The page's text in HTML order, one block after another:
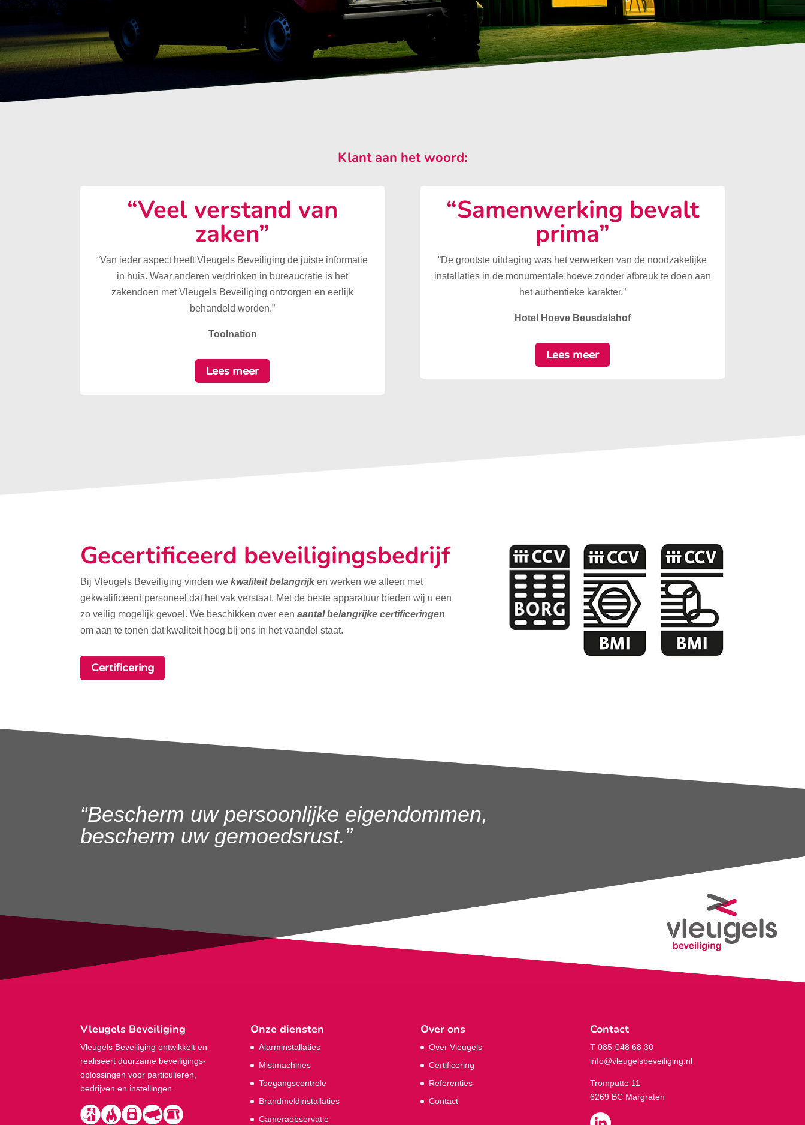
Klant aan het woord:
“Veel verstand van
zaken”
“Van ieder aspect heeft Vleugels Beveiliging de juiste informatie
in huis. Waar anderen verdrinken in bureaucratie is het
zakendoen met Vleugels Beveiliging ontzorgen en eerlijk
behandeld worden.”
Toolnation
Lees meer
“Samenwerking bevalt
prima”
“De grootste uitdaging was het verwerken van de noodzakelijke
installaties in de monumentale hoeve zonder afbreuk te doen aan
het authentieke karakter.”
Hotel Hoeve Beusdalshof
Lees meer
Gecertificeerd beveiligingsbedrijf
Bij Vleugels Beveiliging vinden wekwaliteit belangrijk en werken we alleen met
gekwalificeerd personeel dat het vak verstaat. Met de beste apparatuur bieden wij u een
zo veilig mogelijk gevoel. We beschikken over eenaantal belangrijke certificeringen
om aan te tonen dat kwaliteit hoog bij ons in het vaandel staat.
Certificering
“Bescherm uw persoonlijke eigendommen,
bescherm uw gemoedsrust.”
Vleugels Beveiliging
Vleugels Beveiliging ontwikkelt en
realiseert duurzame beveiligings­
oplossingen voor particulieren,
bedrijven en instellingen.
Onze diensten
Alarminstallaties
Mistmachines
Toegangscontrole
Brandmeldinstallaties
Cameraobservatie
Over ons
Over Vleugels
Certificering
Referenties
Contact
Contact
T 085-048 68 30
info@vleugelsbeveiliging.nl
Tromputte 11
6269 BC Margraten